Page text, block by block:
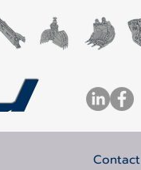
Contact